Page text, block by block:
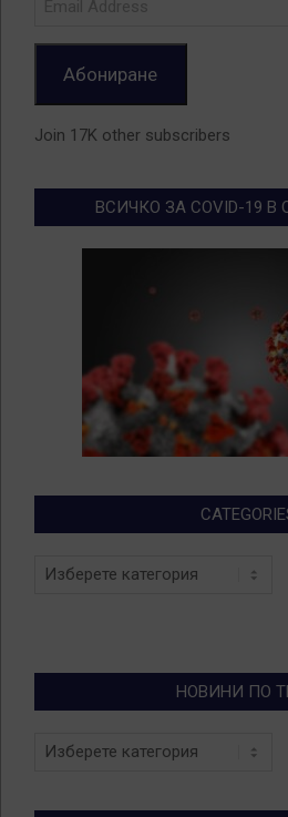
Абониране
Join 17K other subscribers
ВСИЧКО ЗА COVID-19 В
Categories
НОВИНИ ПО
Новини